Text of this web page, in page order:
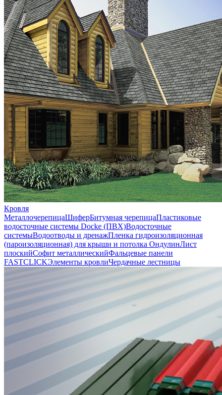
Кровля
МеталлочерепицаШиферБитумная черепицаПластиковые
водосточные системы Docke (ПВХ)Водосточные
системыВодоотводы и дренажПленка гидроизоляционная
(пароизоляционная) для крыши и потолка ОндулинЛист
плоскийСофит металлическийФальцевые панели
FASTCLICKЭлементы кровлиЧердачные лестницы